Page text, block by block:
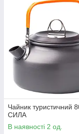
Чайник туристичний
СИЛА
В наявності 2 од.